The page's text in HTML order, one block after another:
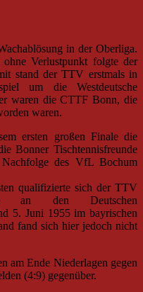
in der Oberliga.
ohne Verlustpunkt folgte der
stand der TTV erstmals in
um die Westdeutsche
waren die CTTF Bonn, die
waren.
ersten großen Finale die
Bonner Tischtennisfreunde
des VfL Bochum
qualifizierte sich der TTV
an den Deutschen
5. Juni 1955 im bayrischen
fand sich hier jedoch nicht
am Ende Niederlagen gegen
(4:9) gegenüber.